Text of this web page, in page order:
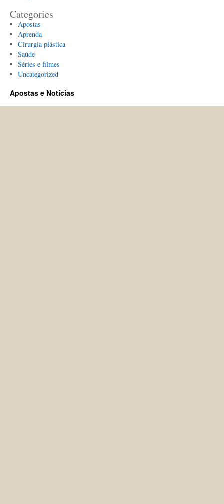
Categories
Apostas
Aprenda
Cirurgia plástica
Saúde
Séries e filmes
Uncategorized
Apostas e Notícias